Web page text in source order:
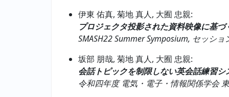
伊東 佑真, 菊地 真人, 大囿 忠親:
プロジェクタ投影された資料映像に基
SMASH22 Summer Symposium, セッショ
坂部 朋哉, 菊地 真人, 大囿 忠親:
会話トピックを制限しない英会話練習
令和四年度 電気・電子・情報関係学会